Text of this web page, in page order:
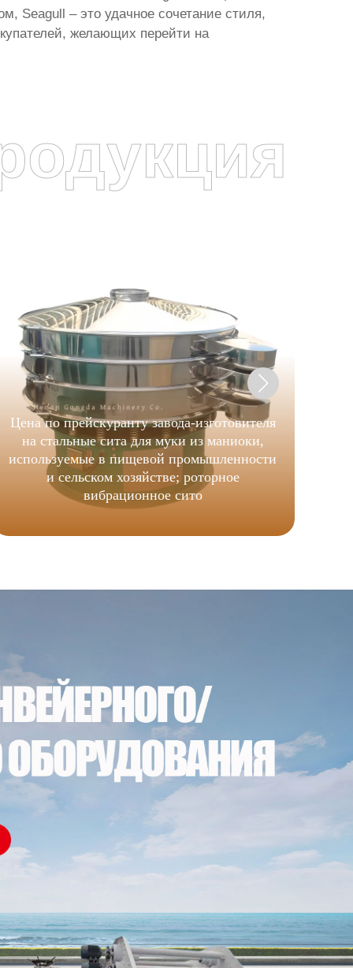
Seagull – это удачное сочетание стиля,
желающих перейти на
Цена по прейскуранту завода-изготовителя
на стальные сита для муки из маниоки,
используемые в пищевой промышленности
и сельском хозяйстве; роторное
вибрационное сито